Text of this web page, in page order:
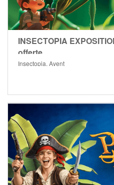
INSECTOPIA
offerte
Insectopia, Ayent